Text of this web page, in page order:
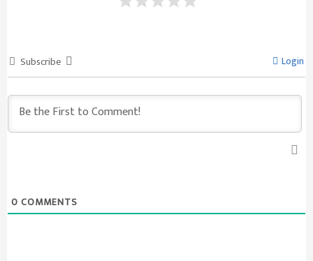
Subscribe Login
0 COMMENTS